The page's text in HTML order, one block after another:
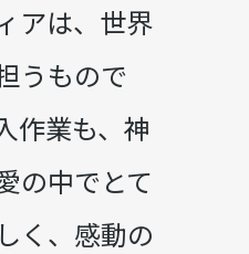
アは、世界
うもので
作業も、神
の中でとて
く、感動の